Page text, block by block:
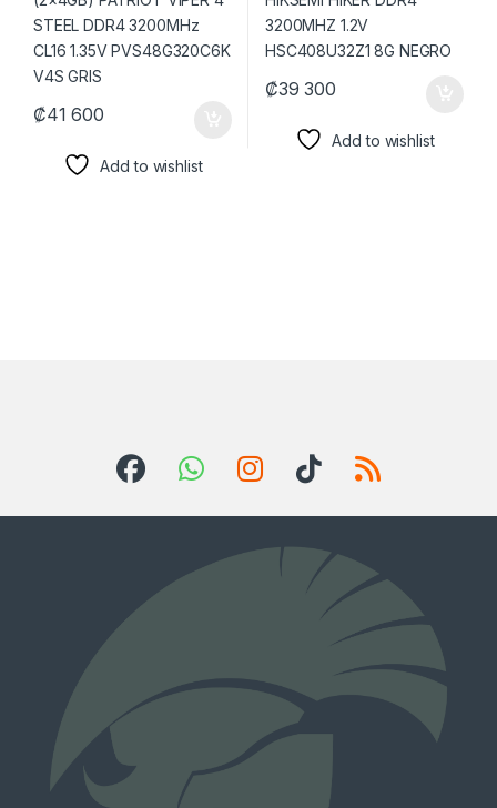
₡41 600
Add to wishlist
₡39 300
Add to wishlist